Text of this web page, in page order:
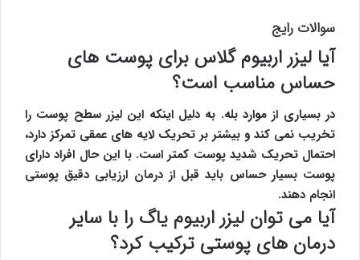
سوالات رایج
آیا لیزر اربیوم گلاس برای پوست های
حساس مناسب است؟
در بسیاری از موارد بله. به دلیل اینکه این لیزر سطح پوست را
تخریب نمی کند و بیشتر بر تحریک لایه های عمقی تمرکز دارد،
احتمال تحریک شدید پوست کمتر است. با این حال افراد دارای
پوست بسیار حساس باید قبل از درمان ارزیابی دقیق پوستی
انجام دهند.
آیا می توان لیزر اربیوم یاگ را با سایر
درمان های پوستی ترکیب کرد؟